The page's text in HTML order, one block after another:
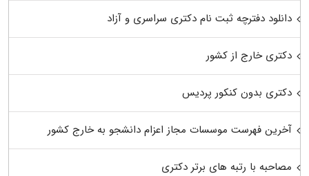
دانلود دفترچه ثبت نام دکتری سراسری و آزاد
دکتری خارج از کشور
دکتری بدون کنکور پردیس
آخرین فهرست موسسات مجاز اعزام دانشجو به خارج کشور
مصاحبه با رتبه های برتر دکتری